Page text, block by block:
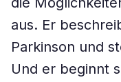
aus. Er
Parkinson und
Und er beginnt